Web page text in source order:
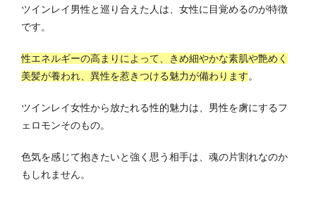
ツインレイ男性と巡り合えた人は、女性に目覚めるのが特徴
です。
性エネルギーの高まりによって、きめ細やかな素肌や艶めく
美髪が養われ、異性を惹きつける魅力が備わります。
ツインレイ女性から放たれる性的魅力は、男性を虜にするフ
ェロモンそのもの。
色気を感じて抱きたいと強く思う相手は、魂の片割れなのか
もしれません。